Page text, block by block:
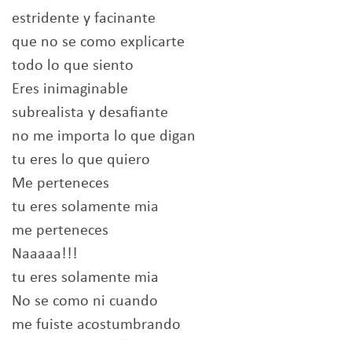
estridente y facinante
que no se como explicarte
todo lo que siento
Eres inimaginable
subrealista y desafiante
no me importa lo que digan
tu eres lo que quiero
Me perteneces
tu eres solamente mia
me perteneces
Naaaaa!!!
tu eres solamente mia
No se como ni cuando
me fuiste acostumbrando